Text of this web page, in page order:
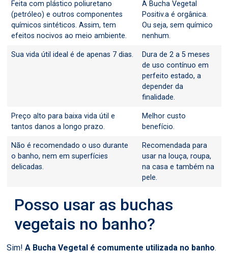
Feita com plástico poliuretano
(petróleo) e outros componentes
químicos sintéticos. Assim, tem
efeitos nocivos ao meio ambiente.
A Bucha Vegetal
Positiv.a é orgânica.
Ou seja, sem químico
nenhum.
Sua vida útil ideal é de apenas 7 dias.
Dura de 2 a 5 meses
de uso contínuo em
perfeito estado, a
depender da
finalidade.
Preço alto para baixa vida útil e
tantos danos a longo prazo.
Melhor custo
benefício.
Não é recomendado o uso durante
o banho, nem em superfícies
delicadas.
Recomendada para
usar na louça, roupa,
na casa e também na
pele.
Posso usar as buchas
vegetais no banho?
Sim!A Bucha Vegetal é comumente utilizada no banho.